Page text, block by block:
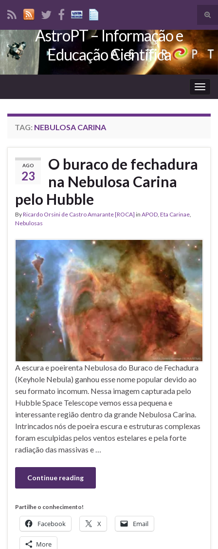
Search for:
AstroPT – Informação e
Educação Científica
TAG: NEBULOSA CARINA
AGO
23
O buraco de fechadura
na Nebulosa Carina
pelo Hubble
ByRicardo Orsini de Castro Amarante [ROCA] in APOD, Eta Carinae,
Nebulosas
A escura e poeirenta Nebulosa do Buraco de Fechadura
(Keyhole Nebula) ganhou esse nome popular devido ao
seu formato incomum. Nessa imagem capturada pelo
Hubble Space Telescope vemos essa pequena e
interessante região dentro da grande Nebulosa Carina.
Intrincados nós de poeira escura e estruturas complexas
foram esculpidas pelos ventos estelares e pela forte
radiação das massivas e …
Continue reading
Partilhe o conhecimento!
Facebook X Email
More